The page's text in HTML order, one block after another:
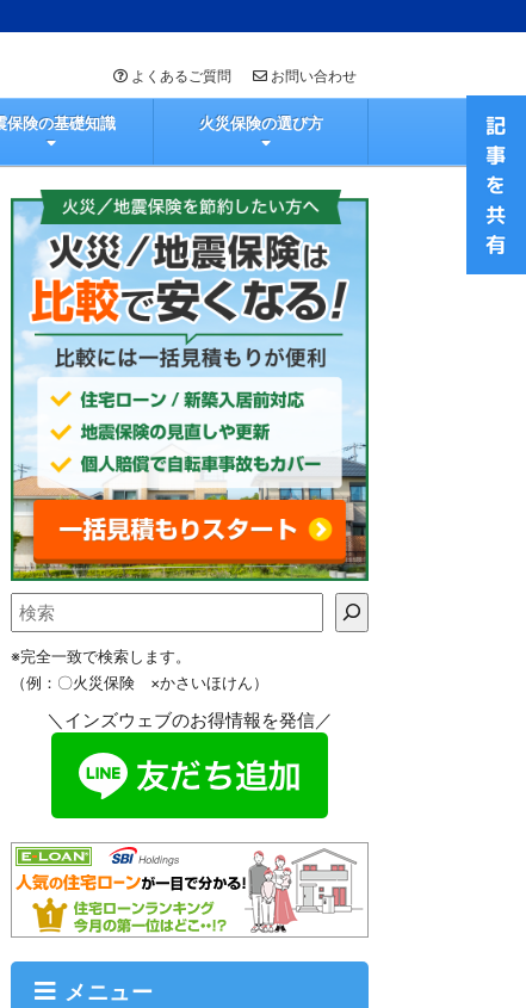
よくあるご質問 お問い合わせ
保険の基礎知識 火災保険の選び方
※完全一致で検索します。
（例：〇火災保険 ×かさいほけん）
＼インズウェブのお得情報を発信／
メニュー